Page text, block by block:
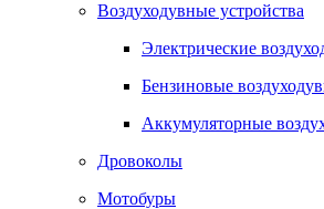
Воздуходувные устройства
Электрические
Бензиновые
Аккумуляторные
Дровоколы
Мотобуры